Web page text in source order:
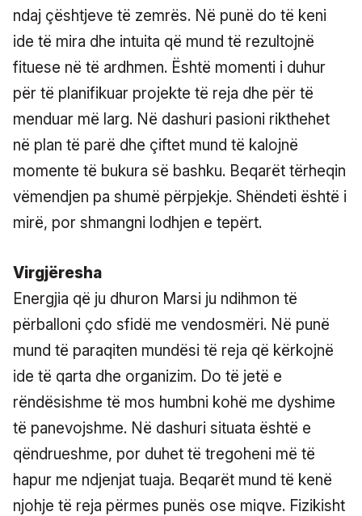
ndaj çështjeve të zemrës. Në punë do të keni
ide të mira dhe intuita që mund të rezultojnë
fituese në të ardhmen. Është momenti i duhur
për të planifikuar projekte të reja dhe për të
menduar më larg. Në dashuri pasioni rikthehet
në plan të parë dhe çiftet mund të kalojnë
momente të bukura së bashku. Beqarët tërheqin
vëmendjen pa shumë përpjekje. Shëndeti është i
mirë, por shmangni lodhjen e tepërt.
Virgjëresha
Energjia që ju dhuron Marsi ju ndihmon të
përballoni çdo sfidë me vendosmëri. Në punë
mund të paraqiten mundësi të reja që kërkojnë
ide të qarta dhe organizim. Do të jetë e
rëndësishme të mos humbni kohë me dyshime
të panevojshme. Në dashuri situata është e
qëndrueshme, por duhet të tregoheni më të
hapur me ndjenjat tuaja. Beqarët mund të kenë
njohje të reja përmes punës ose miqve. Fizikisht